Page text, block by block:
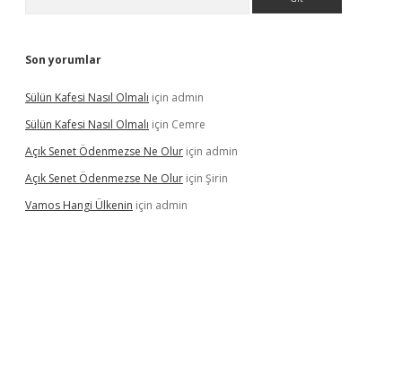
Son yorumlar
Sülün Kafesi Nasıl Olmalı için admin
Sülün Kafesi Nasıl Olmalı için Cemre
Açık Senet Ödenmezse Ne Olur için admin
Açık Senet Ödenmezse Ne Olur için Şirin
Vamos Hangi Ülkenin için admin